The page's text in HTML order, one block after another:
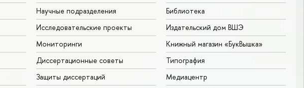
Научные подразделения
Исследовательские проекты
Мониторинги
Диссертационные советы
Защиты диссертаций
Библиотека
Издательский дом ВШЭ
Книжный магазин «БукВышка»
Типография
Медиацентр